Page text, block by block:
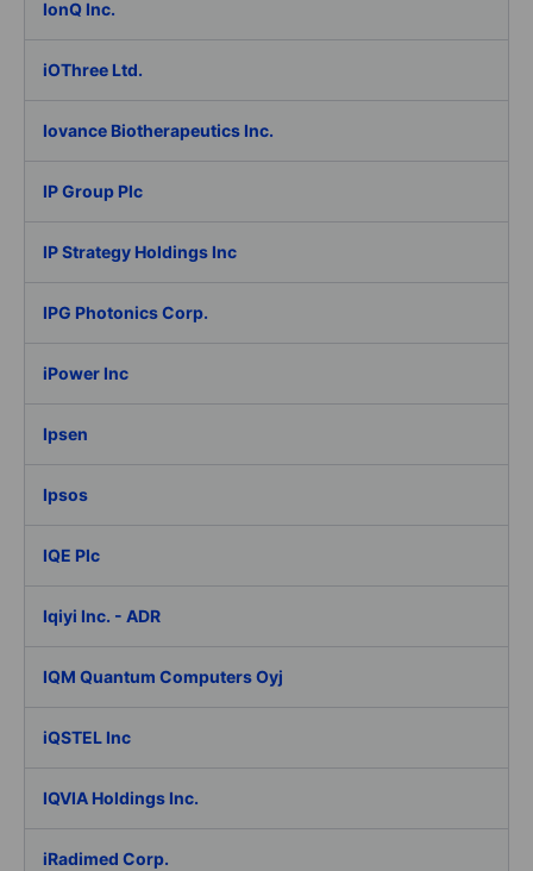
IonQ Inc.
iOThree Ltd.
Iovance Biotherapeutics Inc.
IP Group Plc
IP Strategy Holdings Inc
IPG Photonics Corp.
iPower Inc
Ipsen
Ipsos
IQE Plc
Iqiyi Inc. - ADR
IQM Quantum Computers Oyj
iQSTEL Inc
IQVIA Holdings Inc.
iRadimed Corp.